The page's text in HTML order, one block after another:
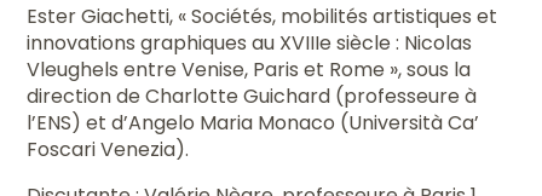
Ester Giachetti, « Sociétés, mobilités artistiques et
innovations graphiques au XVIIIe siècle : Nicolas
Vleughels entre Venise, Paris et Rome », sous la
direction de Charlotte Guichard (professeure à
l’ENS) et d’Angelo Maria Monaco (Università Ca’
Foscari Venezia).